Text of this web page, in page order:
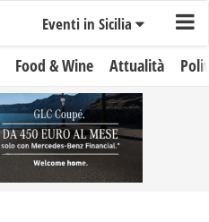
Eventi in Sicilia
Food & Wine Attualità